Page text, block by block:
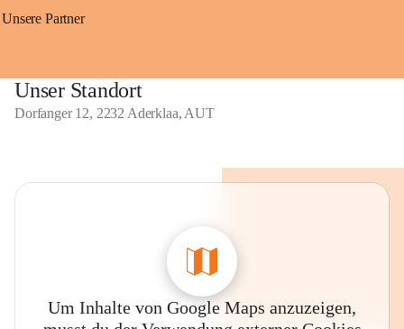
Unsere Partner
Unser Standort
Dorfanger 12, 2232 Aderklaa, AUT
Um Inhalte von Google Maps anzuzeigen,